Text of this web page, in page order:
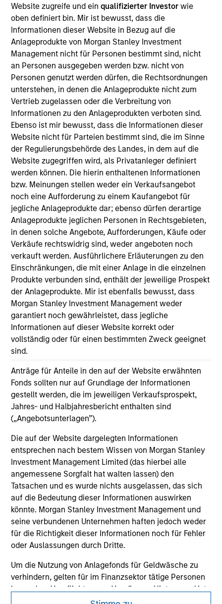
Website zugreife und ein qualifizierter Investor wie
oben definiert bin. Mir ist bewusst, dass die
Informationen dieser Website in Bezug auf die
Anlageprodukte von Morgan Stanley Investment
Management nicht für Personen bestimmt sind, nicht
an Personen ausgegeben werden bzw. nicht von
Personen genutzt werden dürfen, die Rechtsordnungen
unterstehen, in denen die Anlageprodukte nicht zum
Vertrieb zugelassen oder die Verbreitung von
Informationen zu den Anlageprodukten verboten sind.
Ebenso ist mir bewusst, dass die Informationen dieser
Website nicht für Parteien bestimmt sind, die im Sinne
der Regulierungsbehörde des Landes, in dem auf die
Website zugegriffen wird, als Privatanleger definiert
werden können. Die hierin enthaltenen Informationen
bzw. Meinungen stellen weder ein Verkaufsangebot
noch eine Aufforderung zu einem Kaufangebot für
jegliche Anlageprodukte dar; ebenso dürfen derartige
Anlageprodukte jeglichen Personen in Rechtsgebieten,
in denen solche Angebote, Aufforderungen, Käufe oder
Verkäufe rechtswidrig sind, weder angeboten noch
verkauft werden. Ausführlichere Erläuterungen zu den
Einschränkungen, die mit einer Anlage in die einzelnen
Produkte verbunden sind, enthält der jeweilige Prospekt
der Anlageprodukte. Mir ist ebenfalls bewusst, dass
Morgan Stanley Investment Management weder
garantiert noch gewährleistet, dass jegliche
Informationen auf dieser Website korrekt oder
vollständig oder für einen bestimmten Zweck geeignet
sind.
Anträge für Anteile in den auf der Website erwähnten
Fonds sollten nur auf Grundlage der Informationen
gestellt werden, die im jeweiligen Verkaufsprospekt,
Jahres- und Halbjahresbericht enthalten sind
(„Angebotsunterlagen”).
Die auf der Website dargelegten Informationen
entsprechen nach bestem Wissen von Morgan Stanley
Investment Management Limited (das hierbei alle
angemessene Sorgfalt hat walten lassen) den
Tatsachen und es wurde nichts ausgelassen, das sich
auf die Bedeutung dieser Informationen auswirken
könnte. Morgan Stanley Investment Management und
seine verbundenen Unternehmen haften jedoch weder
für die Richtigkeit dieser Informationen noch für Fehler
oder Auslassungen durch Dritte.
Um die Nutzung von Anlagefonds für Geldwäsche zu
verhindern, gelten für im Finanzsektor tätige Personen
besondere Verpflichtungen. Vor diesem Hintergrund ist
ein Verfahren zur Identifizierung von Fondszeichnern
12-DEZ-2025
Discover what key trends are shaping the
commodity sectors in 2026 and setting up an
optimistic outlook for commodities.
The BEAT™ 2026 Outlook Video
10-DEZ-2025
In The BEAT™ 2026 Outlook we highlighted key
themes that we see across the global
investment landscape. Watch the video to find
out.
The BEAT™ 2026 Outlook
03-DEZ-2025
Use The BEAT™ as your timely resource for this
month’s markets. Each edition gives you ideas
and insights that show you how to navigate the
current investment environment.
Morgan Stanley
Morgan Stanley Careers